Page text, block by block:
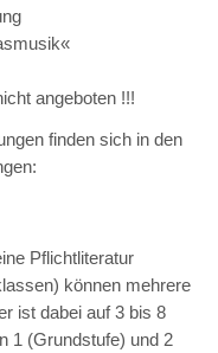
angeboten !!!
finden sich in den
Pflichtliteratur
können mehrere
ist dabei auf 3 bis 8
1 (Grundstufe) und 2